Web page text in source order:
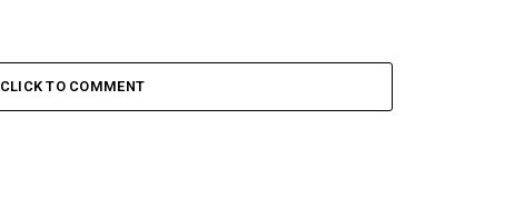
CLICK TO COMMENT